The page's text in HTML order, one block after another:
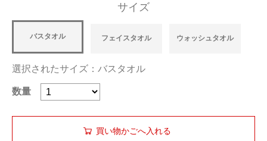
サイズ
バスタオル フェイスタオル ウォッシュタオル
選択されたサイズ：バスタオル
数量